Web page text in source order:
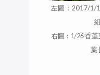
左圖：2017/1/
右圖：1/26香堇
葉